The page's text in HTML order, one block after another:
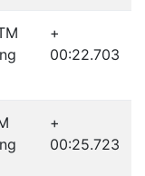
+
00:22.703
+
00:25.723